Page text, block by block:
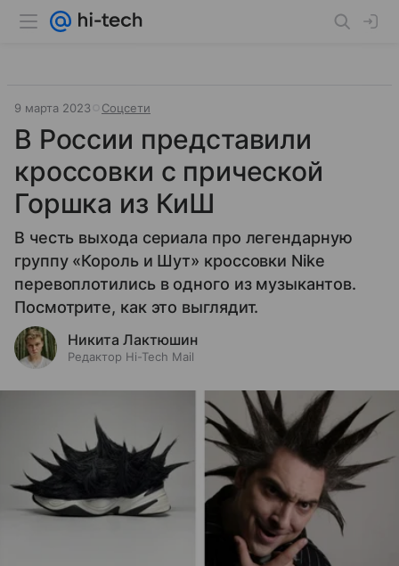
9 марта 2023 Соцсети
В России представили
кроссовки с прической
Горшка из КиШ
В честь выхода сериала про легендарную
группу «Король и Шут» кроссовки Nike
перевоплотились в одного из музыкантов.
Посмотрите, как это выглядит.
Никита Лактюшин
Редактор Hi-Tech Mail